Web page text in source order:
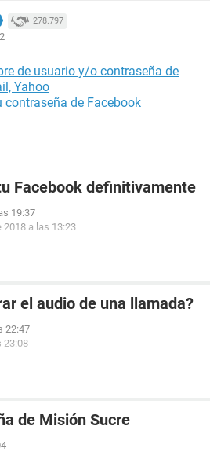
278.797
de usuario y/o contraseña de
Yahoo
contraseña de Facebook
Facebook definitivamente
19:37
2018 a las 13:23
el audio de una llamada?
22:47
23:08
de Misión Sucre